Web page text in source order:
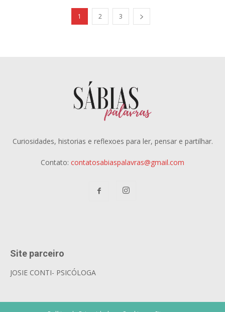
1 2 3
Curiosidades, historias e reflexoes para ler, pensar e partilhar.
Contato: contatosabiaspalavras@gmail.com
Site parceiro
JOSIE CONTI- PSICÓLOGA